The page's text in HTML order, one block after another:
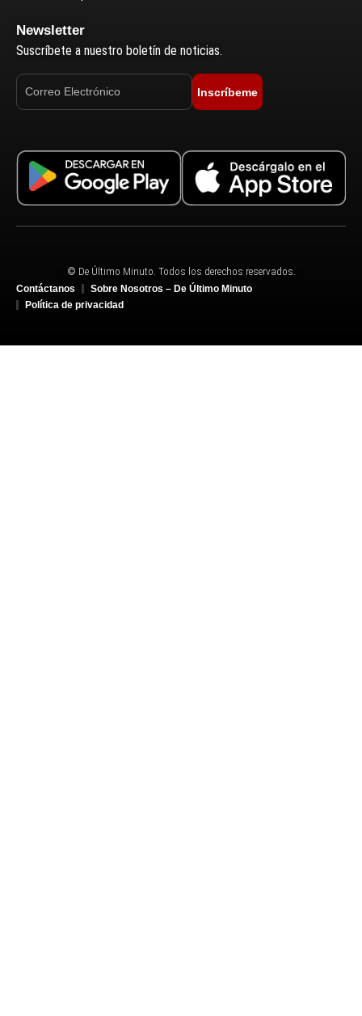
Newsletter
Suscríbete a nuestro boletín de noticias.
Inscríbeme
© De Último Minuto. Todos los derechos reservados.
Contáctanos
Sobre Nosotros – De Último Minuto
Política de privacidad